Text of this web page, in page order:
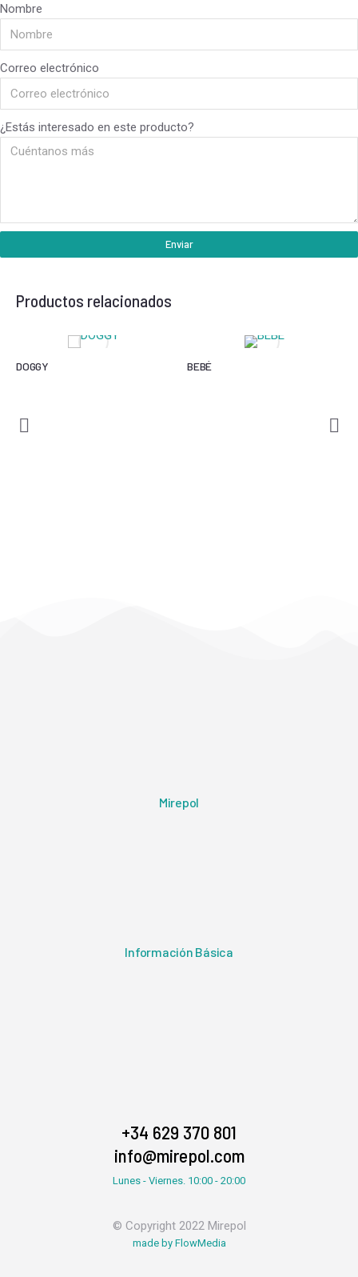
Nombre
Correo electrónico
¿Estás interesado en este producto?
Enviar
Productos relacionados
DOGGY BEBÉ
Mirepol
Información Básica
+34 629 370 801
info@mirepol.com
Lunes - Viernes. 10:00 - 20:00
© Copyright 2022 Mirepol
made by FlowMedia